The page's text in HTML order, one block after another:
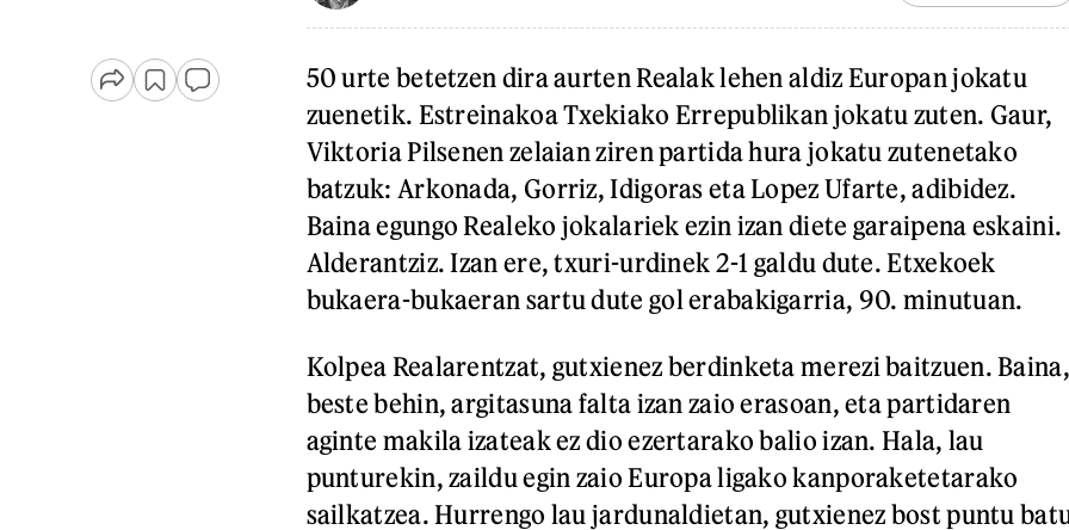
50 urte betetzen dira aurten Realak lehen aldiz Europan jokatu
zuenetik. Estreinakoa Txekiako Errepublikan jokatu zuten. Gaur,
Viktoria Pilsenen zelaian ziren partida hura jokatu zutenetako
batzuk: Arkonada, Gorriz, Idigoras eta Lopez Ufarte, adibidez.
Baina egungo Realeko jokalariek ezin izan diete garaipena eskaini.
Alderantziz. Izan ere, txuri-urdinek 2-1 galdu dute. Etxekoek
bukaera-bukaeran sartu dute gol erabakigarria, 90. minutuan.
Kolpea Realarentzat, gutxienez berdinketa merezi baitzuen. Baina,
beste behin, argitasuna falta izan zaio erasoan, eta partidaren
aginte makila izateak ez dio ezertarako balio izan. Hala, lau
punturekin, zaildu egin zaio Europa ligako kanporaketetarako
sailkatzea. Hurrengo lau jardunaldietan, gutxienez bost puntu